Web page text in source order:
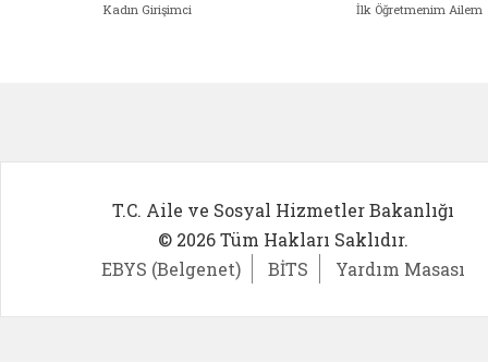
Kadın Girişimci İlk Öğretmenim Ailem
T.C. Aile ve Sosyal Hizmetler Bakanlığı
© 2026 Tüm Hakları Saklıdır.
EBYS (Belgenet)
BİTS Yardım Masası